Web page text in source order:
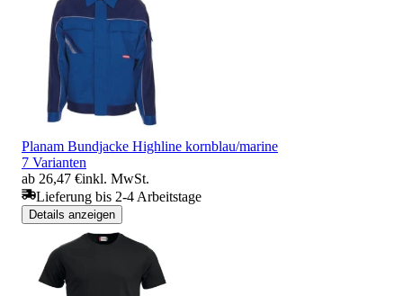
Planam Bundjacke Highline kornblau/marine
7 Varianten
ab 26,47 €inkl. MwSt.
Lieferung bis 2-4 Arbeitstage
Details anzeigen